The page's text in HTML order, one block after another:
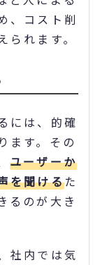
、コスト削
れます。
には、的確
ます。その
ユーザーか
を聞けるた
るのが大き
社内では気